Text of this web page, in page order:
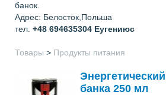
банок.
Адрес: Белосток,Польша
тел. +48 694635304 Еугениюс
Товары > Продукты питания
банка 250 мл